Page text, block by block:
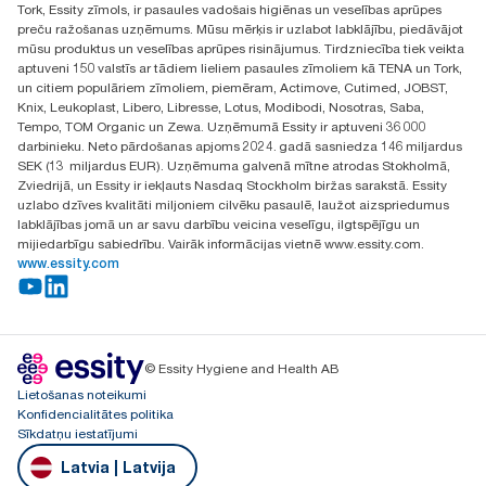
Atrast izplatītāju
Ulbrokas street 19A
Riga, Latvija
LV-1028
Tork, Essity zīmols, ir pasaules vadošais higiēnas un veselības aprūpes
preču ražošanas uzņēmums. Mūsu mērķis ir uzlabot labklājību, piedāvājot
mūsu produktus un veselības aprūpes risinājumus. Tirdzniecība tiek veikta
aptuveni 150 valstīs ar tādiem lieliem pasaules zīmoliem kā TENA un Tork,
un citiem populāriem zīmoliem, piemēram, Actimove, Cutimed, JOBST,
Knix, Leukoplast, Libero, Libresse, Lotus, Modibodi, Nosotras, Saba,
Tempo, TOM Organic un Zewa. Uzņēmumā Essity ir aptuveni 36 000
darbinieku. Neto pārdošanas apjoms 2024. gadā sasniedza 146 miljardus
SEK (13 miljardus EUR). Uzņēmuma galvenā mītne atrodas Stokholmā,
Zviedrijā, un Essity ir iekļauts Nasdaq Stockholm biržas sarakstā. Essity
uzlabo dzīves kvalitāti miljoniem cilvēku pasaulē, laužot aizspriedumus
labklājības jomā un ar savu darbību veicina veselīgu, ilgtspējīgu un
mijiedarbīgu sabiedrību. Vairāk informācijas vietnē www.essity.com.
www.essity.com
© Essity Hygiene and Health AB
Lietošanas noteikumi
Konfidencialitātes politika
Sīkdatņu iestatījumi
Latvia | Latvija